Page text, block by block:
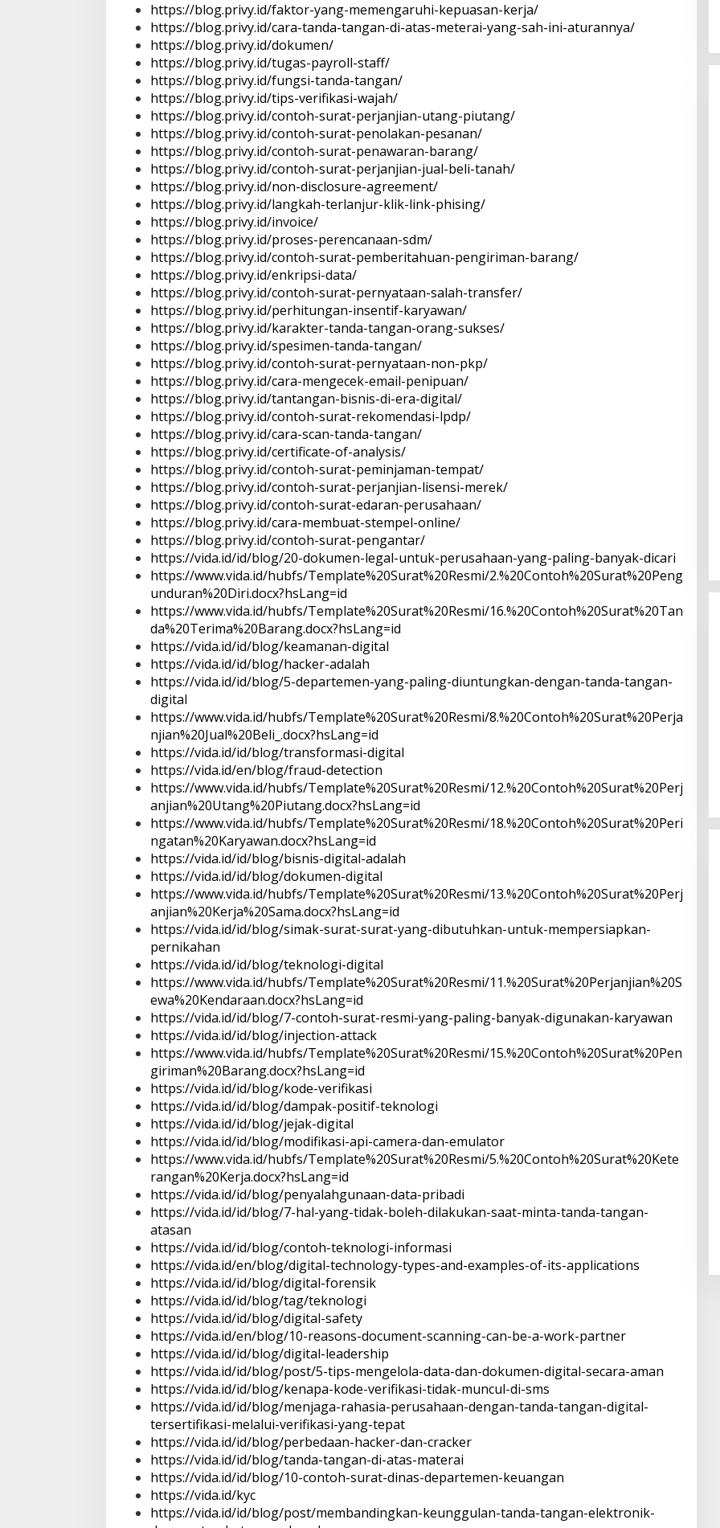
https://blog.privy.id/faktor-yang-memengaruhi-kepuasan-kerja/
https://blog.privy.id/cara-tanda-tangan-di-atas-meterai-yang-sah-ini-aturannya/
https://blog.privy.id/dokumen/
https://blog.privy.id/tugas-payroll-staff/
https://blog.privy.id/fungsi-tanda-tangan/
https://blog.privy.id/tips-verifikasi-wajah/
https://blog.privy.id/contoh-surat-perjanjian-utang-piutang/
https://blog.privy.id/contoh-surat-penolakan-pesanan/
https://blog.privy.id/contoh-surat-penawaran-barang/
https://blog.privy.id/contoh-surat-perjanjian-jual-beli-tanah/
https://blog.privy.id/non-disclosure-agreement/
https://blog.privy.id/langkah-terlanjur-klik-link-phising/
https://blog.privy.id/invoice/
https://blog.privy.id/proses-perencanaan-sdm/
https://blog.privy.id/contoh-surat-pemberitahuan-pengiriman-barang/
https://blog.privy.id/enkripsi-data/
https://blog.privy.id/contoh-surat-pernyataan-salah-transfer/
https://blog.privy.id/perhitungan-insentif-karyawan/
https://blog.privy.id/karakter-tanda-tangan-orang-sukses/
https://blog.privy.id/spesimen-tanda-tangan/
https://blog.privy.id/contoh-surat-pernyataan-non-pkp/
https://blog.privy.id/cara-mengecek-email-penipuan/
https://blog.privy.id/tantangan-bisnis-di-era-digital/
https://blog.privy.id/contoh-surat-rekomendasi-lpdp/
https://blog.privy.id/cara-scan-tanda-tangan/
https://blog.privy.id/certificate-of-analysis/
https://blog.privy.id/contoh-surat-peminjaman-tempat/
https://blog.privy.id/contoh-surat-perjanjian-lisensi-merek/
https://blog.privy.id/contoh-surat-edaran-perusahaan/
https://blog.privy.id/cara-membuat-stempel-online/
https://blog.privy.id/contoh-surat-pengantar/
https://vida.id/id/blog/20-dokumen-legal-untuk-perusahaan-yang-paling-banyak-dicari
https://www.vida.id/hubfs/Template%20Surat%20Resmi/2.%20Contoh%20Surat%20Peng
unduran%20Diri.docx?hsLang=id
https://www.vida.id/hubfs/Template%20Surat%20Resmi/16.%20Contoh%20Surat%20Tan
da%20Terima%20Barang.docx?hsLang=id
https://vida.id/id/blog/keamanan-digital
https://vida.id/id/blog/hacker-adalah
https://vida.id/id/blog/5-departemen-yang-paling-diuntungkan-dengan-tanda-tangan-
digital
https://www.vida.id/hubfs/Template%20Surat%20Resmi/8.%20Contoh%20Surat%20Perja
njian%20Jual%20Beli_.docx?hsLang=id
https://vida.id/id/blog/transformasi-digital
https://vida.id/en/blog/fraud-detection
https://www.vida.id/hubfs/Template%20Surat%20Resmi/12.%20Contoh%20Surat%20Perj
anjian%20Utang%20Piutang.docx?hsLang=id
https://www.vida.id/hubfs/Template%20Surat%20Resmi/18.%20Contoh%20Surat%20Peri
ngatan%20Karyawan.docx?hsLang=id
https://vida.id/id/blog/bisnis-digital-adalah
https://vida.id/id/blog/dokumen-digital
https://www.vida.id/hubfs/Template%20Surat%20Resmi/13.%20Contoh%20Surat%20Perj
anjian%20Kerja%20Sama.docx?hsLang=id
https://vida.id/id/blog/simak-surat-surat-yang-dibutuhkan-untuk-mempersiapkan-
pernikahan
https://vida.id/id/blog/teknologi-digital
https://www.vida.id/hubfs/Template%20Surat%20Resmi/11.%20Surat%20Perjanjian%20S
ewa%20Kendaraan.docx?hsLang=id
https://vida.id/id/blog/7-contoh-surat-resmi-yang-paling-banyak-digunakan-karyawan
https://vida.id/id/blog/injection-attack
https://www.vida.id/hubfs/Template%20Surat%20Resmi/15.%20Contoh%20Surat%20Pen
giriman%20Barang.docx?hsLang=id
https://vida.id/id/blog/kode-verifikasi
https://vida.id/id/blog/dampak-positif-teknologi
https://vida.id/id/blog/jejak-digital
https://vida.id/id/blog/modifikasi-api-camera-dan-emulator
https://www.vida.id/hubfs/Template%20Surat%20Resmi/5.%20Contoh%20Surat%20Kete
rangan%20Kerja.docx?hsLang=id
https://vida.id/id/blog/penyalahgunaan-data-pribadi
https://vida.id/id/blog/7-hal-yang-tidak-boleh-dilakukan-saat-minta-tanda-tangan-
atasan
https://vida.id/id/blog/contoh-teknologi-informasi
https://vida.id/en/blog/digital-technology-types-and-examples-of-its-applications
https://vida.id/id/blog/digital-forensik
https://vida.id/id/blog/tag/teknologi
https://vida.id/id/blog/digital-safety
https://vida.id/en/blog/10-reasons-document-scanning-can-be-a-work-partner
https://vida.id/id/blog/digital-leadership
https://vida.id/id/blog/post/5-tips-mengelola-data-dan-dokumen-digital-secara-aman
https://vida.id/id/blog/kenapa-kode-verifikasi-tidak-muncul-di-sms
https://vida.id/id/blog/menjaga-rahasia-perusahaan-dengan-tanda-tangan-digital-
tersertifikasi-melalui-verifikasi-yang-tepat
https://vida.id/id/blog/perbedaan-hacker-dan-cracker
https://vida.id/id/blog/tanda-tangan-di-atas-materai
https://vida.id/id/blog/10-contoh-surat-dinas-departemen-keuangan
https://vida.id/kyc
https://vida.id/id/blog/post/membandingkan-keunggulan-tanda-tangan-elektronik-
3 Januari 2025